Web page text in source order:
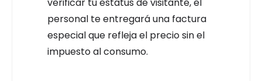
verificar tu estatus de visitante, el
personal te entregará una factura
especial que refleja el precio sin el
impuesto al consumo.